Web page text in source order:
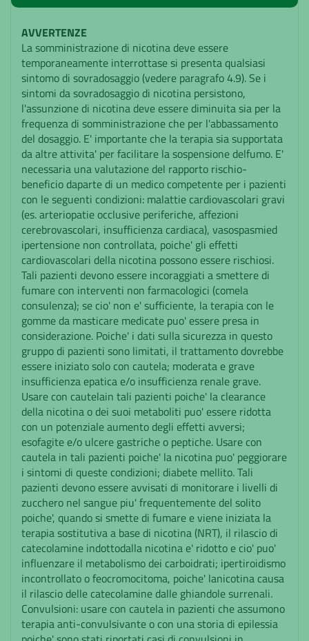
AVVERTENZE
La somministrazione di nicotina deve essere
temporaneamente interrottase si presenta qualsiasi
sintomo di sovradosaggio (vedere paragrafo 4.9). Se i
sintomi da sovradosaggio di nicotina persistono,
l'assunzione di nicotina deve essere diminuita sia per la
frequenza di somministrazione che per l'abbassamento
del dosaggio. E' importante che la terapia sia supportata
da altre attivita' per facilitare la sospensione delfumo. E'
necessaria una valutazione del rapporto rischio-
beneficio daparte di un medico competente per i pazienti
con le seguenti condizioni: malattie cardiovascolari gravi
(es. arteriopatie occlusive periferiche, affezioni
cerebrovascolari, insufficienza cardiaca), vasospasmied
ipertensione non controllata, poiche' gli effetti
cardiovascolari della nicotina possono essere rischiosi.
Tali pazienti devono essere incoraggiati a smettere di
fumare con interventi non farmacologici (comela
consulenza); se cio' non e' sufficiente, la terapia con le
gomme da masticare medicate puo' essere presa in
considerazione. Poiche' i dati sulla sicurezza in questo
gruppo di pazienti sono limitati, il trattamento dovrebbe
essere iniziato solo con cautela; moderata e grave
insufficienza epatica e/o insufficienza renale grave.
Usare con cautelain tali pazienti poiche' la clearance
della nicotina o dei suoi metaboliti puo' essere ridotta
con un potenziale aumento degli effetti avversi;
esofagite e/o ulcere gastriche o peptiche. Usare con
cautela in tali pazienti poiche' la nicotina puo' peggiorare
i sintomi di queste condizioni; diabete mellito. Tali
pazienti devono essere avvisati di monitorare i livelli di
zucchero nel sangue piu' frequentemente del solito
poiche', quando si smette di fumare e viene iniziata la
terapia sostitutiva a base di nicotina (NRT), il rilascio di
catecolamine indottodalla nicotina e' ridotto e cio' puo'
influenzare il metabolismo dei carboidrati; ipertiroidismo
incontrollato o feocromocitoma, poiche' lanicotina causa
il rilascio delle catecolamine dalle ghiandole surrenali.
Convulsioni: usare con cautela in pazienti che assumono
terapia anti-convulsivante o con una storia di epilessia